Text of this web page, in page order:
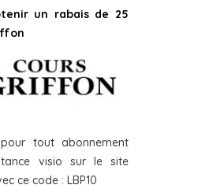
un rabais de 25
tout abonnement
visio sur le site
ce code : LBP10